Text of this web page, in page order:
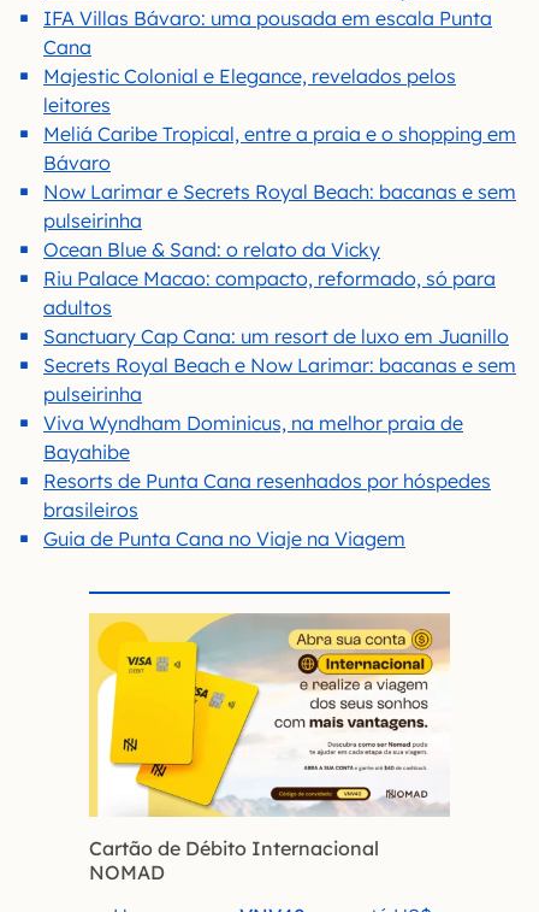
IFA Villas Bávaro: uma pousada em escala Punta
Cana
Majestic Colonial e Elegance, revelados pelos
leitores
Meliá Caribe Tropical, entre a praia e o shopping em
Bávaro
Now Larimar e Secrets Royal Beach: bacanas e sem
pulseirinha
Ocean Blue & Sand: o relato da Vicky
Riu Palace Macao: compacto, reformado, só para
adultos
Sanctuary Cap Cana: um resort de luxo em Juanillo
Secrets Royal Beach e Now Larimar: bacanas e sem
pulseirinha
Viva Wyndham Dominicus, na melhor praia de
Bayahibe
Resorts de Punta Cana resenhados por hóspedes
brasileiros
Guia de Punta Cana no Viaje na Viagem
Cartão de Débito Internacional
NOMAD